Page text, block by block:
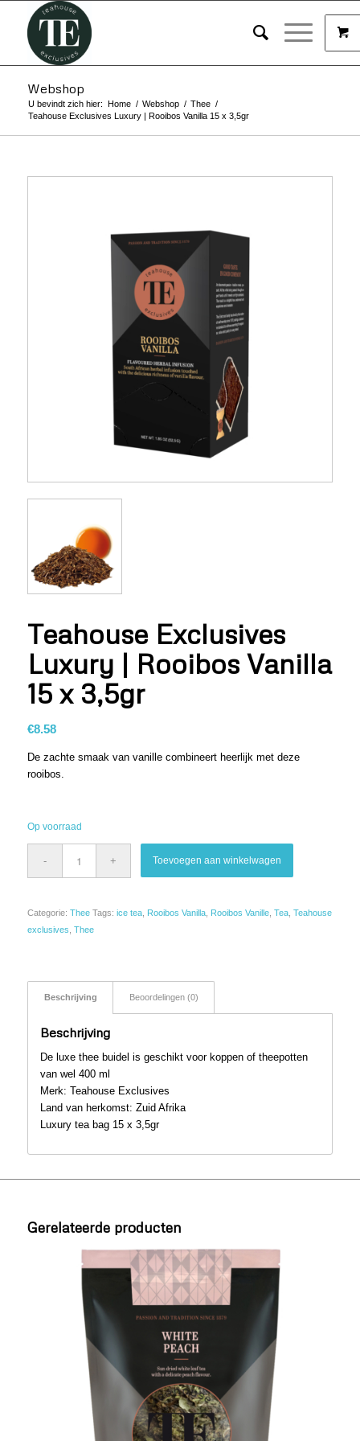
Webshop
U bevindt zich hier: Home / Webshop / Thee /
Teahouse Exclusives Luxury | Rooibos Vanilla 15 x 3,5gr
Teahouse Exclusives
Luxury | Rooibos Vanilla
15 x 3,5gr
€8.58
De zachte smaak van vanille combineert heerlijk met deze
rooibos.
Op voorraad
Toevoegen aan winkelwagen
Categorie: Thee Tags: ice tea, Rooibos Vanilla, Rooibos Vanille, Tea, Teahouse
exclusives Thee
Beschrijving Beoordelingen (0)
Beschrijving
De luxe thee buidel is geschikt voor koppen of theepotten
van wel 400 ml
Merk: Teahouse Exclusives
Land van herkomst: Zuid Afrika
Luxury tea bag 15 x 3,5gr
Gerelateerde producten